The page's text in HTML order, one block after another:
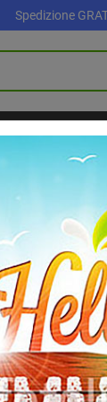
Spedizione
SETTORE
E
sportivo D3 Tape